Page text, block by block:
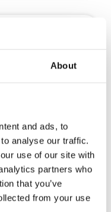
About
and ads, to
analyse our traffic.
use of our site with
partners who
that you’ve
from your use
auðkenningu.